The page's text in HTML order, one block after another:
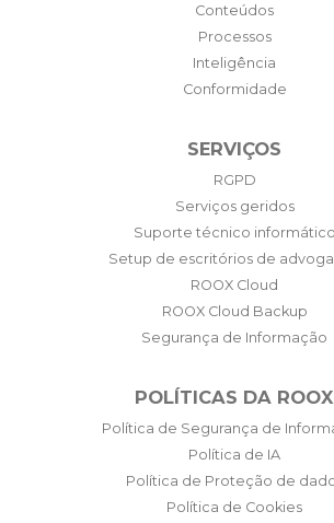
Conteúdos
Processos
Inteligência
Conformidade
SERVIÇOS
RGPD
Serviços geridos
Suporte técnico informático
Setup de escritórios de
ROOX Cloud
ROOX Cloud Backup
Segurança de Informação
POLÍTICAS DA ROOX
Política de Segurança de
Política de IA
Política de Proteção de
Política de Cookies